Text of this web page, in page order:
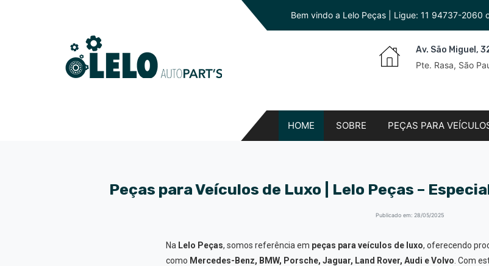
Bem vindo a Lelo Peças | Ligue: 11 94737-2060
Av. São Miguel,
Pte. Rasa, São
HOME SOBRE PEÇAS PARA
Peças para Veículos de Luxo | Lelo Peças –
Publicado em: 28/05/2025
Na Lelo Peças, somos referência em peças para veículos de luxo, oferecendo
como Mercedes-Benz, BMW, Porsche, Jaguar, Land Rover, Audi e Volvo . Com